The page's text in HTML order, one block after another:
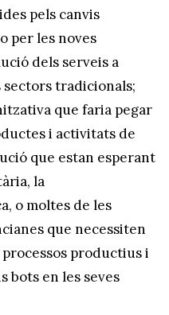
pels canvis
per les noves
dels serveis a
sectors tradicionals;
que faria pegar
i activitats de
que estan esperant
la
o moltes de les
que necessiten
productius i
bots en les seves